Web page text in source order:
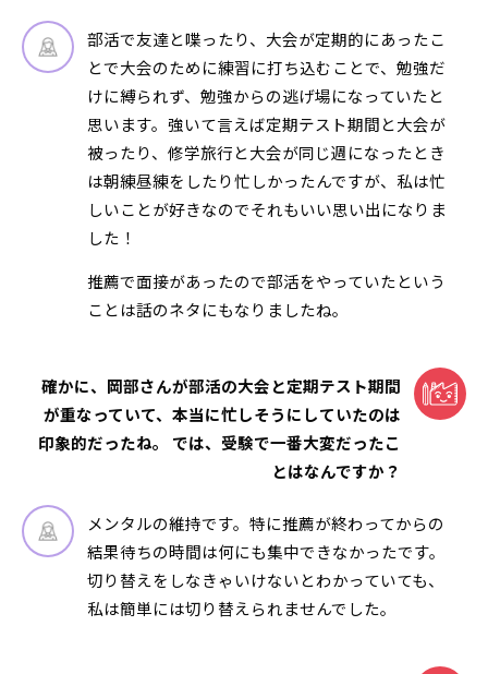
部活で友達と喋ったり、大会が定期的にあったこ
とで大会のために練習に打ち込むことで、勉強だ
けに縛られず、勉強からの逃げ場になっていたと
思います。強いて言えば定期テスト期間と大会が
被ったり、修学旅行と大会が同じ週になったとき
は朝練昼練をしたり忙しかったんですが、私は忙
しいことが好きなのでそれもいい思い出になりま
した！
推薦で面接があったので部活をやっていたという
ことは話のネタにもなりましたね。
確かに、岡部さんが部活の大会と定期テスト期間
が重なっていて、本当に忙しそうにしていたのは
印象的だったね。 では、受験で一番大変だったこ
とはなんですか？
メンタルの維持です。特に推薦が終わってからの
結果待ちの時間は何にも集中できなかったです。
切り替えをしなきゃいけないとわかっていても、
私は簡単には切り替えられませんでした。